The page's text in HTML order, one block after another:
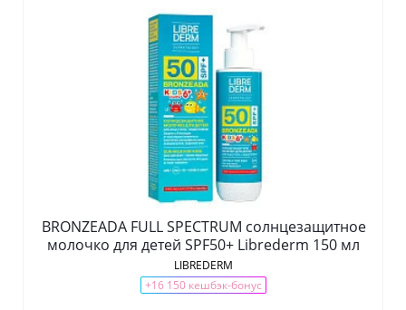
BRONZEADA FULL SPECTRUM солнцезащитное
молочко для детей SPF50+ Librederm 150 мл
LIBREDERM
+16 150 кешбэк-бонус